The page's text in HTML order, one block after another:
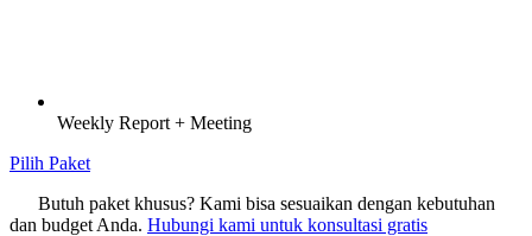
Weekly Report + Meeting
Pilih Paket
Butuh paket khusus? Kami bisa sesuaikan dengan kebutuhan
dan budget Anda. Hubungi kami untuk konsultasi gratis